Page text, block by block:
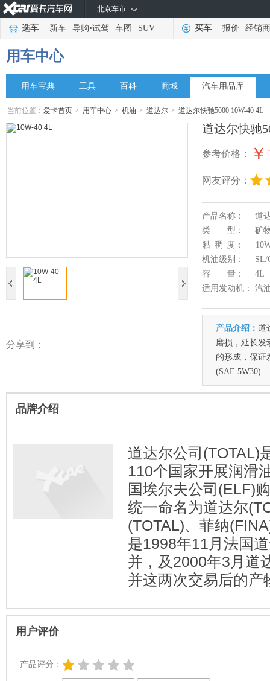
北京车市
选车 新车 导购•试驾 车图 SUV 买车 报价 经销商
用车中心
用车宝典 工具 百科 商城 汽车用品库
当前位置：爱卡首页 > 用车中心 > 机油 > 道达尔 > 道达尔快驰5000 10W-40 4L
分享到：
道达尔快驰
参考价格：
网友评分：
产品名称：
道
类 型：
矿
粘 稠 度：
机油级别：
SL/
容 量：
4L
适用发动机：
汽
产品介绍： 道
磨损，延长发
的形成，保证
(SAE 5W30)
品牌介绍
道达尔公司(TOTAL)
110个国家开展润滑
国埃尔夫公司(ELF)
统一命名为道达尔
(TOTAL)、菲纳
是1998年11月法国
并，及2000年3月道
并这两次交易后的产
用户评价
产品评分：